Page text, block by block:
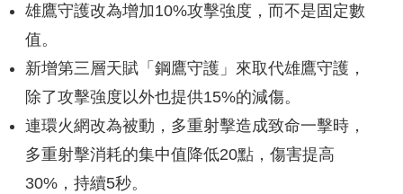
雄鷹守護改為增加10%攻擊強度，而不是固定數
值。
新增第三層天賦「鋼鷹守護」來取代雄鷹守護，
除了攻擊強度以外也提供15%的減傷。
連環火網改為被動，多重射擊造成致命一擊時，
多重射擊消耗的集中值降低20點，傷害提高
30%，持續5秒。